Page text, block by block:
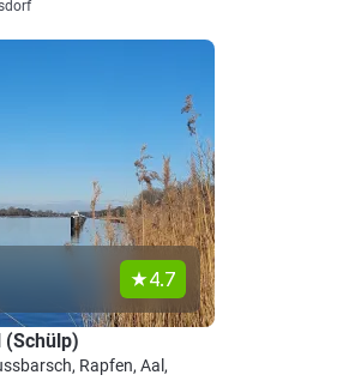
4.7
(Schülp)
Rapfen, Aal,